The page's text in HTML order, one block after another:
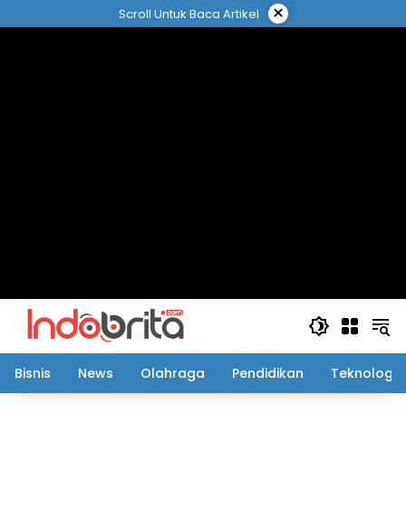
ke
Scroll Untuk Baca Artikel ×
Bisnis News Olahraga Pendidikan Teknologi